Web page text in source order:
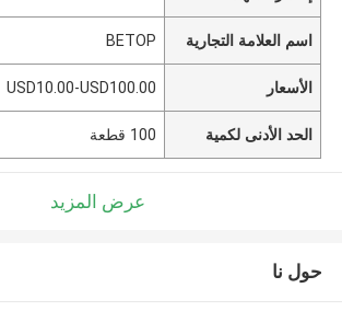
اسم العلامة التجارية BETOP
الأسعار USD10.00-USD100.00
الحد الأدنى لكمية 100 قطعة
عرض المزيد
حول نا